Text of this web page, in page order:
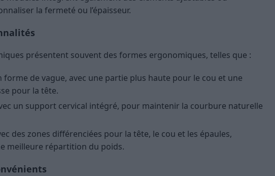
la fermeté ou l’épaisseur.
présentent souvent des formes ergonomiques, telles que :
forme de vague, avec une partie plus haute pour le cou et une
pour la tête.
un support cervical intégré, pour maintenir la courbure naturelle
des zones différenciées pour la tête, le cou et les épaules,
meilleure répartition du poids.